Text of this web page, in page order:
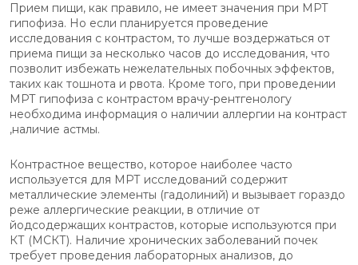
Прием пищи, как правило, не имеет значения при МРТ
гипофиза. Но если планируется проведение
исследования с контрастом, то лучше воздержаться от
приема пищи за несколько часов до исследования, что
позволит избежать нежелательных побочных эффектов,
таких как тошнота и рвота. Кроме того, при проведении
МРТ гипофиза с контрастом врачу-рентгенологу
необходима информация о наличии аллергии на контраст
,наличие астмы.
Контрастное вещество, которое наиболее часто
используется для МРТ исследований содержит
металлические элементы (гадолиний) и вызывает гораздо
реже аллергические реакции, в отличие от
йодсодержащих контрастов, которые используются при
КТ (МСКТ). Наличие хронических заболеваний почек
требует проведения лабораторных анализов, до